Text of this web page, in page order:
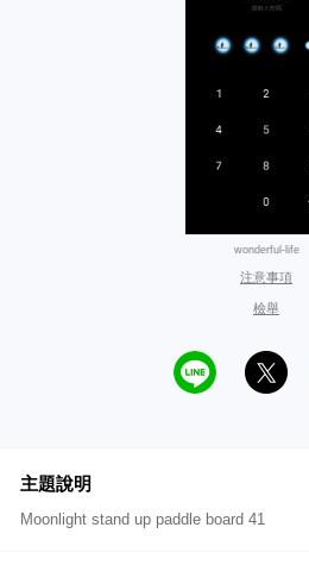
wonderful-life
注意事項
檢舉
主題說明
Moonlight stand up paddle board 41